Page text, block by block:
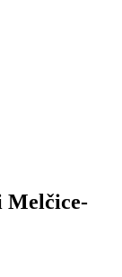
Melčice-